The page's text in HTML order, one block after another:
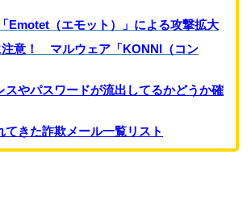
Emotet（エモット）」による攻撃拡大
意！ マルウェア「KONNI（コン
スやパスワードが流出してるかどうか確
てきた詐欺メール一覧リスト